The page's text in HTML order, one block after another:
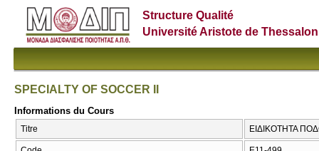
Structure Qualité
Université Aristote de
SPECIALTY OF SOCCER II
Informations du Cours
Titre ΕΙΔΙΚΟΤΗΤΑ